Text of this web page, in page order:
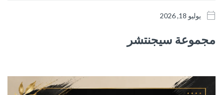
يوليو 18, 2026
مجموعة سيجنتشر